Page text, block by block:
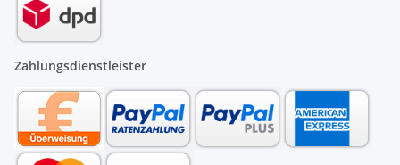
Zahlungsdienstleister